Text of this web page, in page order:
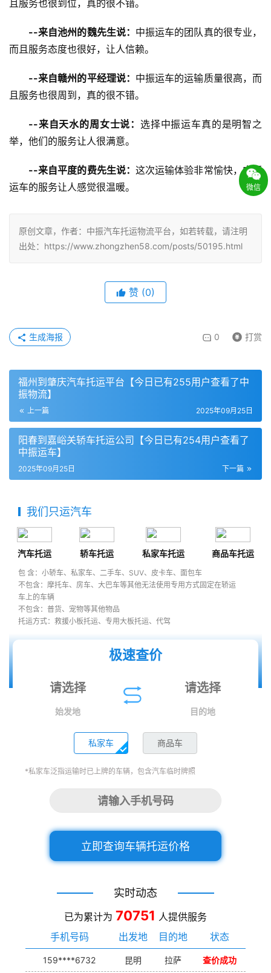
且服务也很到位，真的很不错。
--来自池州的魏先生说： 中振运车的团队真的很专业，
而且服务态度也很好，让人信赖。
--来自赣州的平经理说： 中振运车的运输质量很高，而
且服务也很周到，真的很不错。
--来自天水的周女士说： 选择中振运车真的是明智之
举，他们的服务让人很满意。
--来自平度的费先生说： 这次运输体验非常愉快，中振
运车的服务让人感觉很温暖。
原创文章，作者：中振汽车托运物流平台，如若转载，请注明
出处：https://www.zhongzhen58.com/posts/50195.html
赞 (0)
0 打赏
生成海报
福州到肇庆汽车托运平台【今日已有255用户查看了中
振物流】
上一篇 2025年09月25日
阳春到嘉峪关轿车托运公司【今日已有254用户查看了
中振运车】
下一篇
2025年09月25日
我们只运汽车
汽车托运 轿车托运 私家车托运 商品车托运
包 含：小轿车、私家车、二手车、SUV、皮卡车、面包车
不包含：摩托车、房车、大巴车等其他无法使用专用方式固定在轿运
车上的车辆
不包含：普货、宠物等其他物品
托运方式：救援小板托运、专用大板托运、代驾
极速查价
始发地 目的地
私家车 商品车
*私家车泛指运输时已上牌的车辆，包含汽车临时牌照
立即查询车辆托运价格
实时动态
已为累计为 70751 人提供服务
手机号码
出发地 目的地 状态
159****6732 昆明 拉萨 查价成功
微信